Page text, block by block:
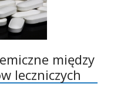
między
leczniczych